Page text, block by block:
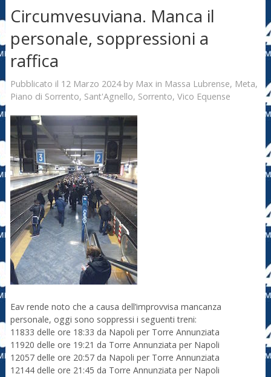
Circumvesuviana. Manca il
personale, soppressioni a
raffica
Pubblicato il 12 Marzo 2024by Max in Massa Lubrense, Meta,
Piano di Sorrento, Sant'Agnello, Sorrento, Vico Equense
Eav rende noto che a causa dell’improvvisa mancanza
personale, oggi sono soppressi i seguenti treni:
11833 delle ore 18:33 da Napoli per Torre Annunziata
11920 delle ore 19:21 da Torre Annunziata per Napoli
12057 delle ore 20:57 da Napoli per Torre Annunziata
12144 delle ore 21:45 da Torre Annunziata per Napoli